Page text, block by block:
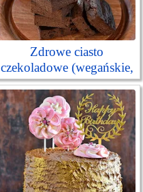
Zdrowe ciasto
czekoladowe (wegańskie,
bez cukru i glutenu)